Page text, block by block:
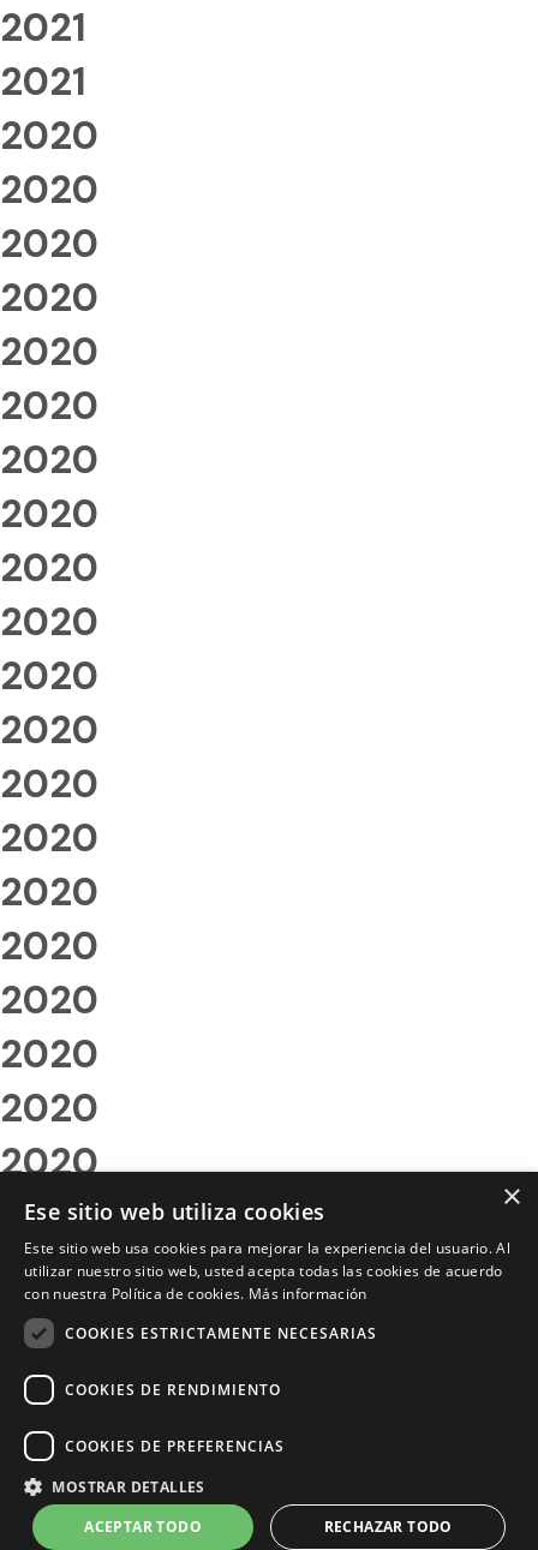
2021
2021
2020
2020
2020
2020
2020
2020
2020
2020
2020
2020
2020
2020
2020
2020
2020
2020
2020
2020
2020
2020
2020
2020
2020
2020
2020
2020
×
Ese sitio web utiliza cookies
Este sitio web usa cookies para mejorar la experiencia del usuario. Al
utilizar nuestro sitio web, usted acepta todas las cookies de acuerdo
con nuestra Política de cookies. Más información
COOKIES ESTRICTAMENTE NECESARIAS
COOKIES DE RENDIMIENTO
COOKIES DE PREFERENCIAS
MOSTRAR DETALLES
ACEPTAR TODO
RECHAZAR TODO